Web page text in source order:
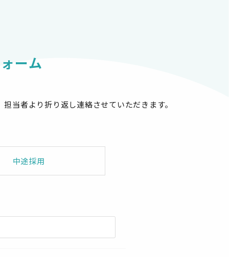
ーム
当者より折り返し連絡させていただきます。
中途採用